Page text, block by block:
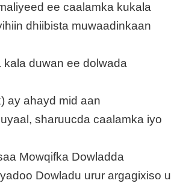
ee caalamka kukala
dhiibista muwaadinkaan
duwan ee dolwada
ay ahayd mid aan
sharuucda caalamka iyo
Mowqifka Dowladda
Dowladu urur argagixiso u